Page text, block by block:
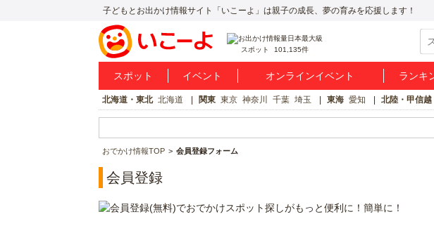
子どもとお出かけ情報サイト「いこーよ」は親子の成長、夢の育みを応援します！
スポット 101,135件
スポット イベント オンラインイベント ランキ
北海道・東北 北海道 関東 東京 神奈川 千葉 埼玉 東海 愛知 北陸・甲信越
おでかけ情報TOP 会員登録フォーム
会員登録